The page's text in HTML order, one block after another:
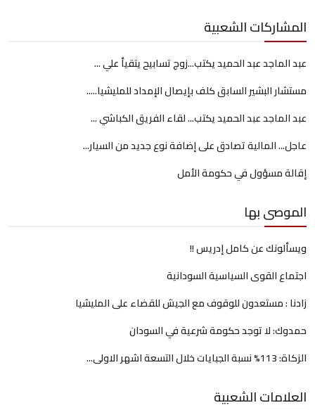
المشاركات الشعبية
عبد الماجد عبد الحميد يكتب...زوج تسابيح يتقيأ علي ...
مستشار البشير السابق كلف بإيصال الإمداد للمليشيا.....
عبد الماجد عبد الحميد يكتب... لقاء الفريق الكباشي ...
عاجل... المالية تصادق على إضافة نوع جديد من السيار...
إقالة مسؤول في حكومة الأمل
الموصى بها
ويسألونك عن كامل إدريس !!
اجتماع القوى السياسية السودانية
زادنا : مستعدون للوقوف مع الجيش للقضاء على المليشيا
حمدوك: لا توجد حكومة شرعية في السودان
الزكاة: 113% نسبة الجبايات خلال التسعة اشهر الاولى...
العلامات الشعبية